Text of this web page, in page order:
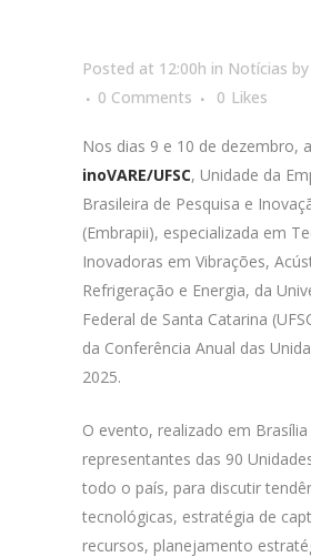
Posted at 12:00h in Notícias by
0 Comments
0 Likes
Nos dias 9 e 10 de dezembro, a
inoVARE/UFSC, Unidade da
Brasileira de Pesquisa e
(Embrapii), especializada em
Inovadoras em Vibrações,
Refrigeração e Energia, da
Federal de Santa Catarina
da Conferência Anual das
2025.
O evento, realizado em Brasília
representantes das 90
todo o país, para discutir
tecnológicas, estratégia de
recursos, planejamento